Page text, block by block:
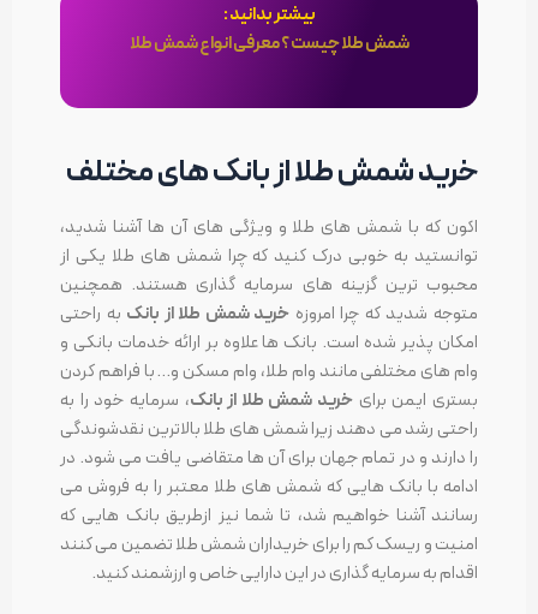
بیشتر بدانید :
شمش طلا چیست ؟ معرفی انواع شمش طلا
خرید شمش طلا از بانک های مختلف
اکون که با شمش های طلا و ویژگی های آن ها آشنا شدید،
توانستید به خوبی درک کنید که چرا شمش های طلا یکی از
محبوب ترین گزینه های سرمایه گذاری هستند. همچنین
متوجه شدید که چرا امروزه خرید شمش طلا از بانک به راحتی
امکان پذیر شده است. بانک ها علاوه بر ارائه خدمات بانکی و
وام های مختلفی مانند وام طلا، وام مسکن و… با فراهم کردن
بستری ایمن برای خرید شمش طلا از بانک، سرمایه خود را به
راحتی رشد می دهند زیرا شمش های طلا بالاترین نقدشوندگی
را دارند و در تمام جهان برای آن ها متقاضی یافت می شود. در
ادامه با بانک هایی که شمش های طلا معتبر را به فروش می
رسانند آشنا خواهیم شد، تا شما نیز ازطریق بانک هایی که
امنیت و ریسک کم را برای خریداران شمش طلا تضمین می کنند
اقدام به سرمایه گذاری در این دارایی خاص و ارزشمند کنید.